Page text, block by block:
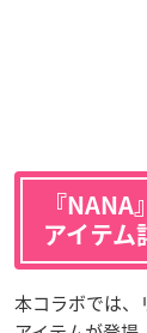
『
アイテム
本コラボでは、